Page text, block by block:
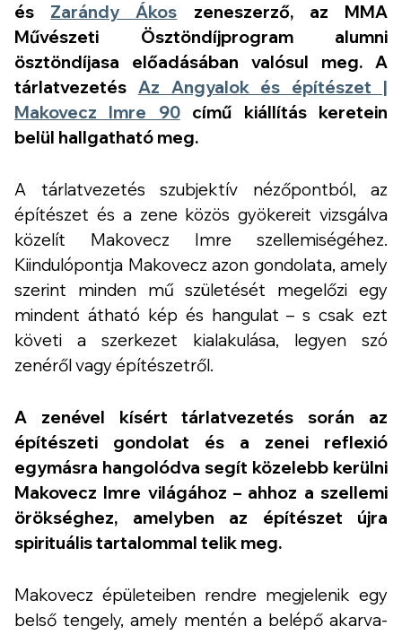
és Zarándy Ákos zeneszerző, az MMA
Művészeti Ösztöndíjprogram alumni
ösztöndíjasa előadásában valósul meg. A
tárlatvezetés Az Angyalok és építészet |
Makovecz Imre 90című kiállítás keretein
belül hallgatható meg.
A tárlatvezetés szubjektív nézőpontból, az
építészet és a zene közös gyökereit vizsgálva
közelít Makovecz Imre szellemiségéhez.
Kiindulópontja Makovecz azon gondolata, amely
szerint minden mű születését megelőzi egy
mindent átható kép és hangulat – s csak ezt
követi a szerkezet kialakulása, legyen szó
zenéről vagy építészetről.
A zenével kísért tárlatvezetés során az
építészeti gondolat és a zenei reflexió
egymásra hangolódva segít közelebb kerülni
Makovecz Imre világához – ahhoz a szellemi
örökséghez, amelyben az építészet újra
spirituális tartalommal telik meg.
Makovecz épületeiben rendre megjelenik egy
belső tengely, amely mentén a belépő akarva-